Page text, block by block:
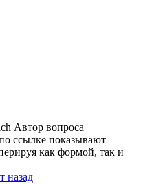
Автор вопроса
ссылке показывают
как формой, так и
назад